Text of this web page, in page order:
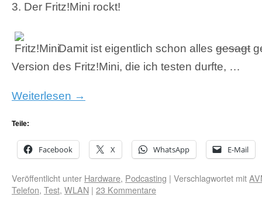
3. Der Fritz!Mini rockt!
Damit ist eigentlich schon alles gesagt
Version des Fritz!Mini, die ich testen durfte, …
Weiterlesen →
Teile:
Facebook X WhatsApp E-Mail
Veröffentlicht unter Hardware, Podcasting | Verschlagwortet mit
Telefon, Test, WLAN | 23 Kommentare